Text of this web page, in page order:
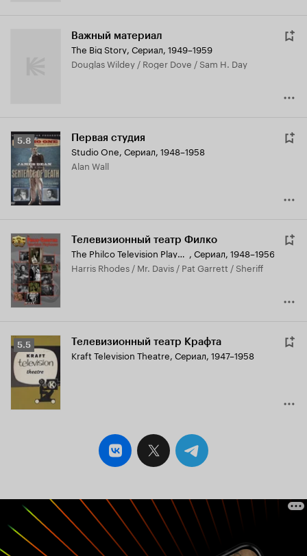
Важный материал
The Big Story, Сериал, 1949–1959
Douglas Wildey / Roger Dove / Sam H. Day
Рейтинг
Кинопоиска
5.8
5.8 Первая студия
Studio One, Сериал, 1948–1958
Alan Wall
Телевизионный театр Филко
The Philco Television Playhouse , Сериал, 1948–1956
Harris Rhodes / Mr. Davis / Pat Garrett / Sheriff
Рейтинг
Кинопоиска
5.5
5.5 Телевизионный театр Крафта
Kraft Television Theatre, Сериал, 1947–1958